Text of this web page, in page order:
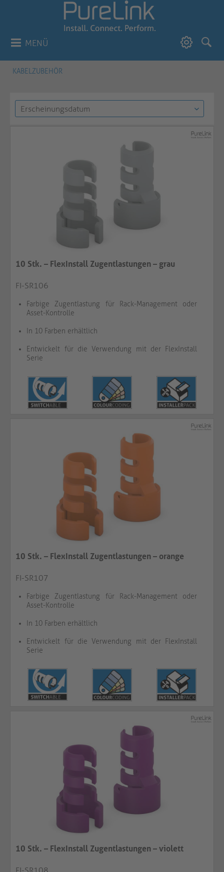
MENÜ
KABELZUBEHÖR
10 Stk. – FlexInstall Zugentlastungen – grau
FI-SR106
Farbige Zugentlastung für Rack-Management oder
Asset-Kontrolle
In 10 Farben erhältlich
Entwickelt für die Verwendung mit der FlexInstall
Serie
10 Stk. – FlexInstall Zugentlastungen – orange
FI-SR107
Farbige Zugentlastung für Rack-Management oder
Asset-Kontrolle
In 10 Farben erhältlich
Entwickelt für die Verwendung mit der FlexInstall
Serie
10 Stk. – FlexInstall Zugentlastungen – violett